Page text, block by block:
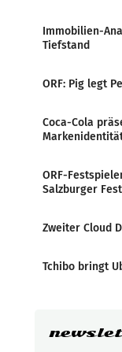
Immobilien-
Tiefstand
ORF: Pig legt
Coca-Cola
ORF-
Salzburger
Zweiter Cloud
Tchibo bringt